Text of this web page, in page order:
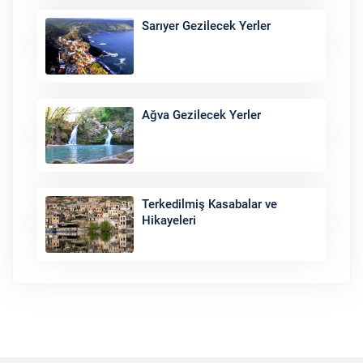
Sarıyer Gezilecek Yerler
Ağva Gezilecek Yerler
Terkedilmiş Kasabalar ve
Hikayeleri